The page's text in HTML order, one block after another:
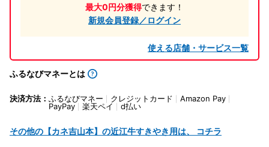
最大0円分獲得できます！
新規会員登録／ログイン
使える店舗・サービス一覧
ふるなびマネーとは
決済方法： ふるなびマネー クレジットカード
Amazon Pay
PayPay
楽天ペイ d払い
その他の【カネ吉山本】の近江牛すきやき用は、 コチラ